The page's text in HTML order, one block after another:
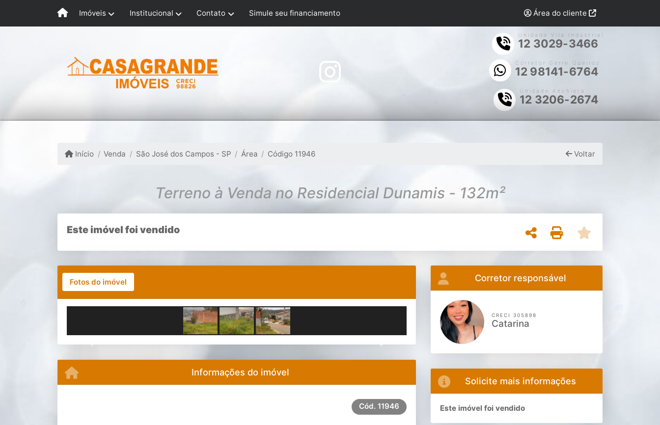
Imóveis Institucional Contato Simule seu financiamento Área do cliente
Unidade Vila Industrial
12 3029-3466
Corretor Gerre Queiroz
12 98141-6764
Unidade Anchieta
12 3206-2674
Início Venda São José dos Campos - SP Área Código 11946 Voltar
Terreno à Venda no Residencial Dunamis - 132m²
Este imóvel foi vendido
Fotos do imóvel
Previous Next
Informações do imóvel
Cód. 11946
Corretor responsável
CRECI 305898
Catarina
Solicite mais informações
Este imóvel foi vendido